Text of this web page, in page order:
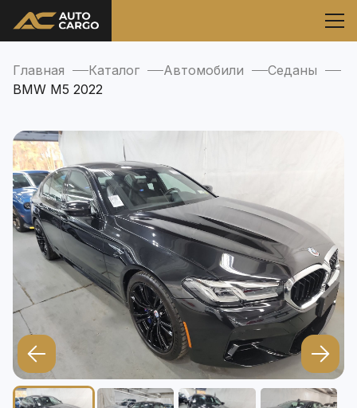
Главная Каталог Автомобили
Седаны
BMW M5 2022